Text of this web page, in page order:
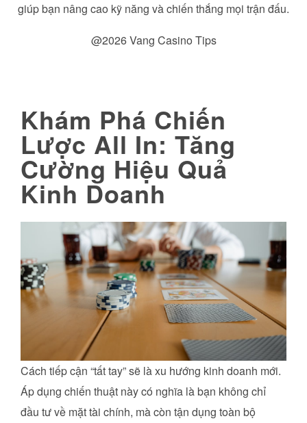
giúp bạn nâng cao kỹ năng và chiến thắng mọi trận đấu.
@2026 Vang Casino Tips
Khám Phá Chiến
Lược All In: Tăng
Cường Hiệu Quả
Kinh Doanh
Cách tiếp cận “tất tay” sẽ là xu hướng kinh doanh mới.
Áp dụng chiến thuật này có nghĩa là bạn không chỉ
đầu tư về mặt tài chính, mà còn tận dụng toàn bộ